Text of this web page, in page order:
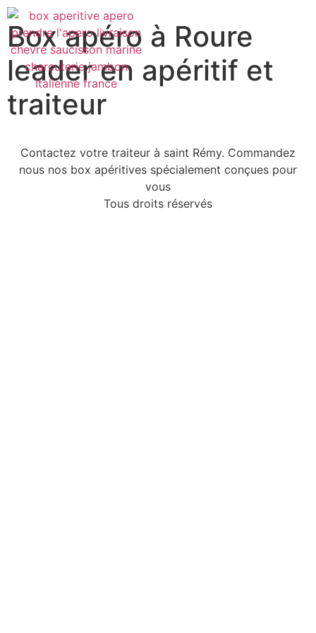
Box apéro à Roure
leader en apéritif et
traiteur
Contactez votre traiteur à saint Rémy. Commandez
nous nos box apéritives spécialement conçues pour
vous
Tous droits réservés